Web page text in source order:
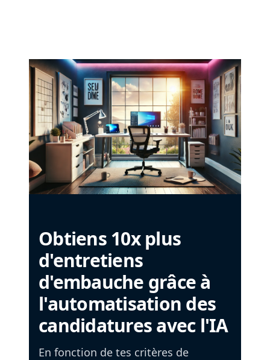
Obtiens 10x plus
d'entretiens
d'embauche grâce à
l'automatisation des
candidatures avec l'IA
En fonction de tes critères de